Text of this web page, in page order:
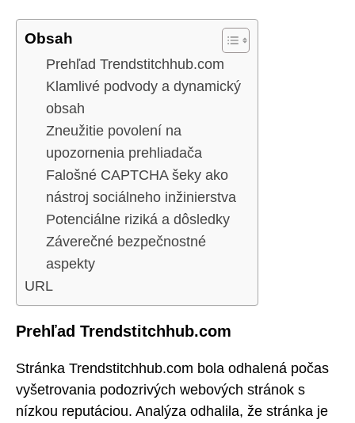
Obsah
Prehľad Trendstitchhub.com
Klamlivé podvody a dynamický
obsah
Zneužitie povolení na
upozornenia prehliadača
Falošné CAPTCHA šeky ako
nástroj sociálneho inžinierstva
Potenciálne riziká a dôsledky
Záverečné bezpečnostné
aspekty
URL
Prehľad Trendstitchhub.com
Stránka Trendstitchhub.com bola odhalená počas
vyšetrovania podozrivých webových stránok s
nízkou reputáciou. Analýza odhalila, že stránka je